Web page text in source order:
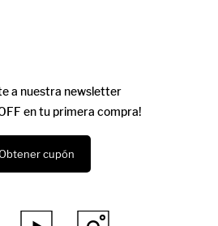
a nuestra newsletter
en tu primera compra!
cupón